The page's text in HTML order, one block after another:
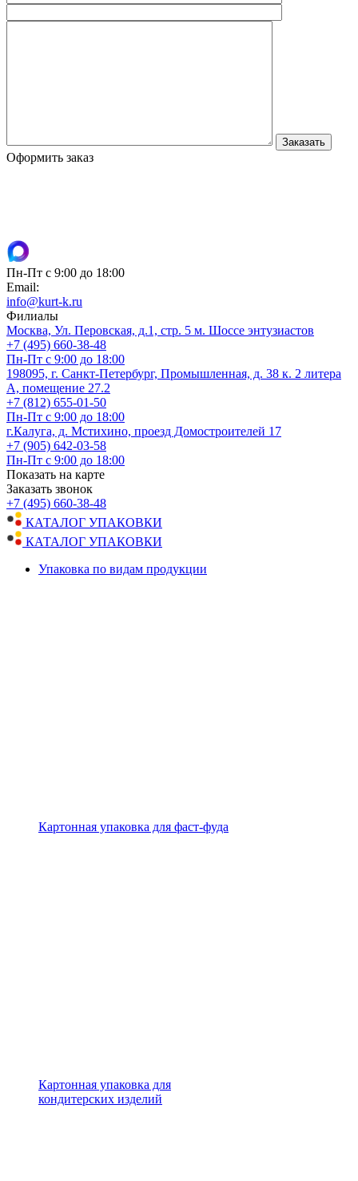
Оформить заказ
Пн-Пт с 9:00 до 18:00
Email:
info@kurt-k.ru
Филиалы
Москва, Ул. Перовская, д.1, стр. 5 м. Шоссе энтузиастов
+7 (495) 660-38-48
Пн-Пт с 9:00 до 18:00
198095, г. Санкт-Петербург, Промышленная, д. 38 к. 2 литера
А, помещение 27.2
+7 (812) 655-01-50
Пн-Пт с 9:00 до 18:00
г.Калуга, д. Мстихино, проезд Домостроителей 17
+7 (905) 642-03-58
Пн-Пт с 9:00 до 18:00
Показать на карте
Заказать звонок
+7 (495) 660-38-48
КАТАЛОГ УПАКОВКИ
КАТАЛОГ УПАКОВКИ
Упаковка по видам продукции
Картонная упаковка для фаст-фуда
Картонная упаковка для
кондитерских изделий